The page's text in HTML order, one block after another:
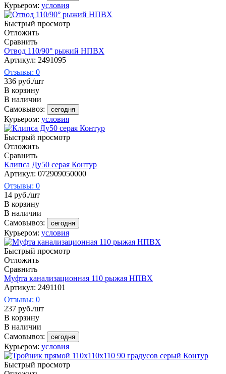
Курьером: условия
Быстрый просмотр
Отложить
Сравнить
Отвод 110/90° рыжий НПВХ
Артикул: 2491095
Отзывы: 0
336 руб./шт
В корзину
В наличии
Самовывоз:
сегодня
Курьером: условия
Быстрый просмотр
Отложить
Сравнить
Клипса Ду50 серая Контур
Артикул: 072909050000
Отзывы: 0
14 руб./шт
В корзину
В наличии
Самовывоз:
сегодня
Курьером: условия
Быстрый просмотр
Отложить
Сравнить
Муфта канализационная 110 рыжая НПВХ
Артикул: 2491101
Отзывы: 0
237 руб./шт
В корзину
В наличии
Самовывоз:
сегодня
Курьером: условия
Быстрый просмотр